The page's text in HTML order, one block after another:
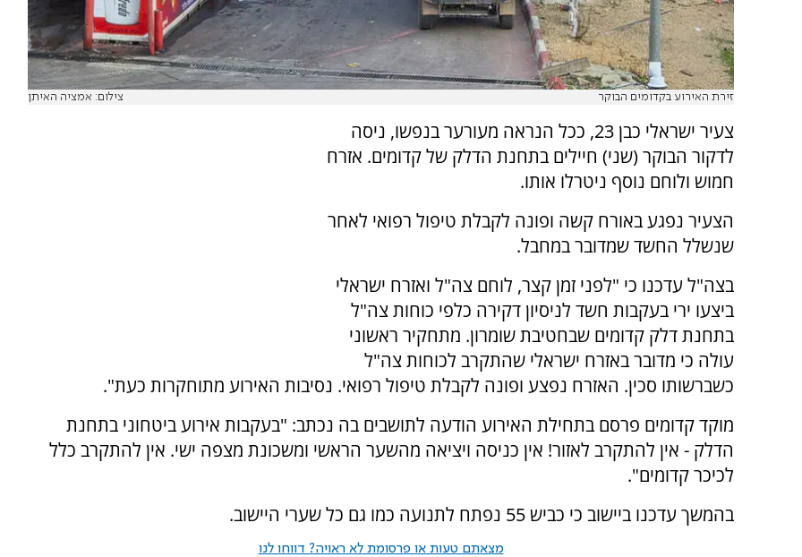
זירת האירוע בקדומים הבוקר צילום: אמציה האיתן
צעיר ישראלי כבן 23, ככל הנראה מעורער בנפשו, ניסה
לדקור הבוקר (שני) חיילים בתחנת הדלק של קדומים. אזרח
חמוש ולוחם נוסף ניטרלו אותו.
הצעיר נפגע באורח קשה ופונה לקבלת טיפול רפואי לאחר
שנשלל החשד שמדובר במחבל.
בצה"ל עדכנו כי "לפני זמן קצר, לוחם צה"ל ואזרח ישראלי
ביצעו ירי בעקבות חשד לניסיון דקירה כלפי כוחות צה"ל
בתחנת דלק קדומים שבחטיבת שומרון. מתחקיר ראשוני
עולה כי מדובר באזרח ישראלי שהתקרב לכוחות צה"ל
כשברשותו סכין. האזרח נפצע ופונה לקבלת טיפול רפואי. נסיבות האירוע מתוחקרות כעת".
מוקד קדומים פרסם בתחילת האירוע הודעה לתושבים בה נכתב: "בעקבות אירוע ביטחוני בתחנת
הדלק - אין להתקרב לאזור! אין כניסה ויציאה מהשער הראשי ומשכונת מצפה ישי. אין להתקרב כלל
לכיכר קדומים".
בהמשך עדכנו ביישוב כי כביש 55 נפתח לתנועה כמו גם כל שערי היישוב.
מצאתם טעות או פרסומת לא ראויה? דווחו לנו